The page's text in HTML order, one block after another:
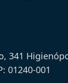
341
01240-001